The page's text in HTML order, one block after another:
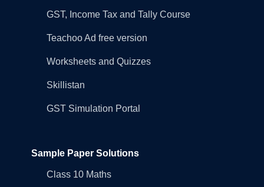
GST, Income Tax and Tally Course
Teachoo Ad free version
Worksheets and Quizzes
Skillistan
GST Simulation Portal
Sample Paper Solutions
Class 10 Maths